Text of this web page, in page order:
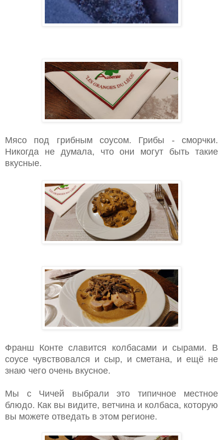
Мясо под грибным соусом. Грибы - сморчки.
Никогда не думала, что они могут быть такие
вкусные.
Франш Конте славится колбасами и сырами. В
соусе чувствовался и сыр, и сметана, и ещё не
знаю чего очень вкусное.
Мы с Чичей выбрали это типичное местное
блюдо. Как вы видите, ветчина и колбаса, которую
вы можете отведать в этом регионе.